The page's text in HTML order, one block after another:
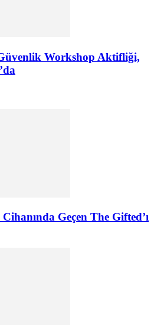
Workshop Aktifliği,
Geçen The Gifted’ı